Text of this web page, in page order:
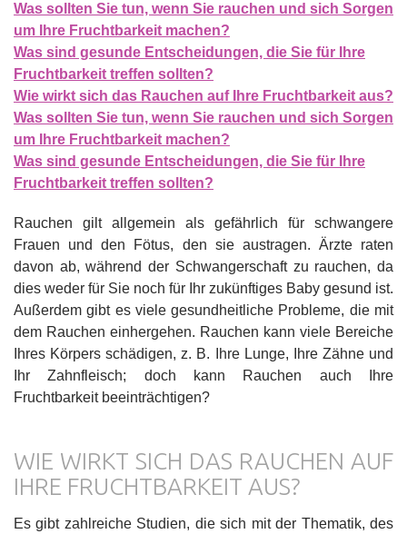
Was sollten Sie tun, wenn Sie rauchen und sich Sorgen
um Ihre Fruchtbarkeit machen?
Was sind gesunde Entscheidungen, die Sie für Ihre
Fruchtbarkeit treffen sollten?
Wie wirkt sich das Rauchen auf Ihre Fruchtbarkeit aus?
Was sollten Sie tun, wenn Sie rauchen und sich Sorgen
um Ihre Fruchtbarkeit machen?
Was sind gesunde Entscheidungen, die Sie für Ihre
Fruchtbarkeit treffen sollten?
Rauchen gilt allgemein als gefährlich für schwangere
Frauen und den Fötus, den sie austragen. Ärzte raten
davon ab, während der Schwangerschaft zu rauchen, da
dies weder für Sie noch für Ihr zukünftiges Baby gesund ist.
Außerdem gibt es viele gesundheitliche Probleme, die mit
dem Rauchen einhergehen. Rauchen kann viele Bereiche
Ihres Körpers schädigen, z. B. Ihre Lunge, Ihre Zähne und
Ihr Zahnfleisch; doch kann Rauchen auch Ihre
Fruchtbarkeit beeinträchtigen?
WIE WIRKT SICH DAS RAUCHEN AUF
IHRE FRUCHTBARKEIT AUS?
Es gibt zahlreiche Studien, die sich mit der Thematik, des